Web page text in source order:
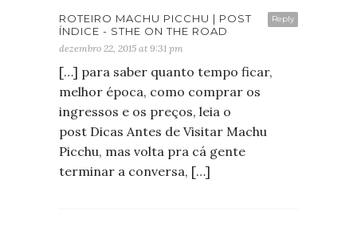
Reply
ROTEIRO MACHU PICCHU | POST
ÍNDICE - STHE ON THE ROAD
dezembro 22, 2015 at 9:31 pm
[…] para saber quanto tempo ficar,
melhor época, como comprar os
ingressos e os preços, leia o
post Dicas Antes de Visitar Machu
Picchu, mas volta pra cá gente
terminar a conversa, […]